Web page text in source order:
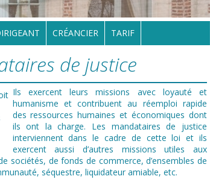
CRÉANCIER TARIF
de justice
Ils exercent leurs missions avec loyauté et
humanisme et contribuent au réemploi rapide
des ressources humaines et économiques dont
ils ont la charge. Les mandataires de justice
interviennent dans le cadre de cette loi et ils
exercent aussi d’autres missions utiles aux
sociétés, de fonds de commerce, d’ensembles de
séquestre, liquidateur amiable, etc.